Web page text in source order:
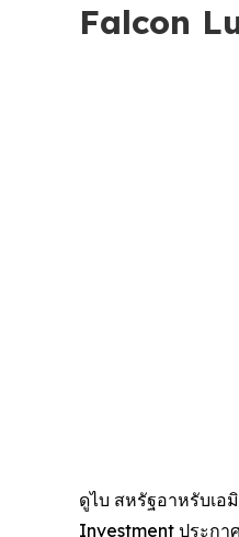
Falcon
ดูไบ สหรัฐอาหรับเอ
Investment ประกา